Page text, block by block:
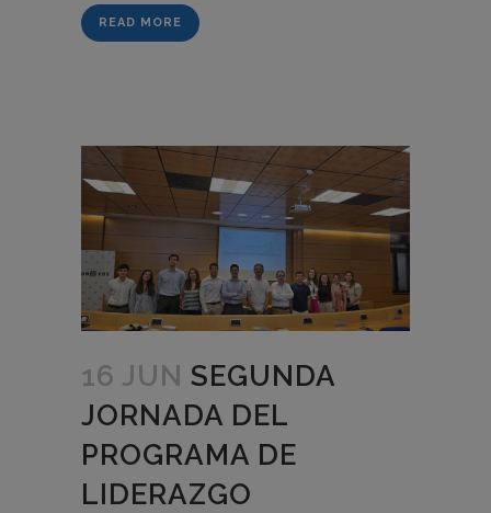
READ MORE
16 JUN SEGUNDA
JORNADA DEL
PROGRAMA DE
LIDERAZGO